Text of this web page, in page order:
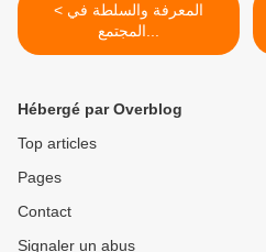
< المعرفة والسلطة في
Hébergé par Overblog
Top articles
Pages
Contact
Signaler un abus